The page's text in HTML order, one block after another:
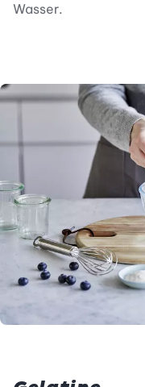
Wasser.